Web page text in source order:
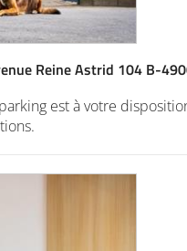
Reine Astrid 104 B-
est à votre